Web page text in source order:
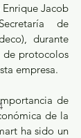
Jacob
de
durante
de protocolos
empresa.
de
de la
ha sido un